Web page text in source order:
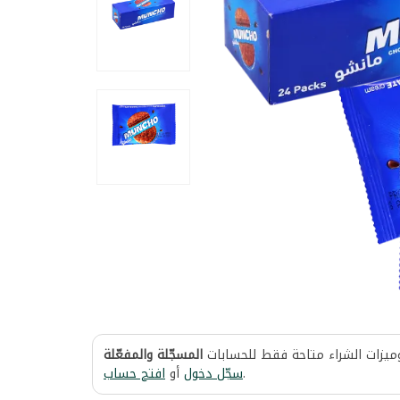
الشراء متاحة فقط للحساباتالمسجّلة والمفعّلة
سجّل دخولأوافتح حساب .